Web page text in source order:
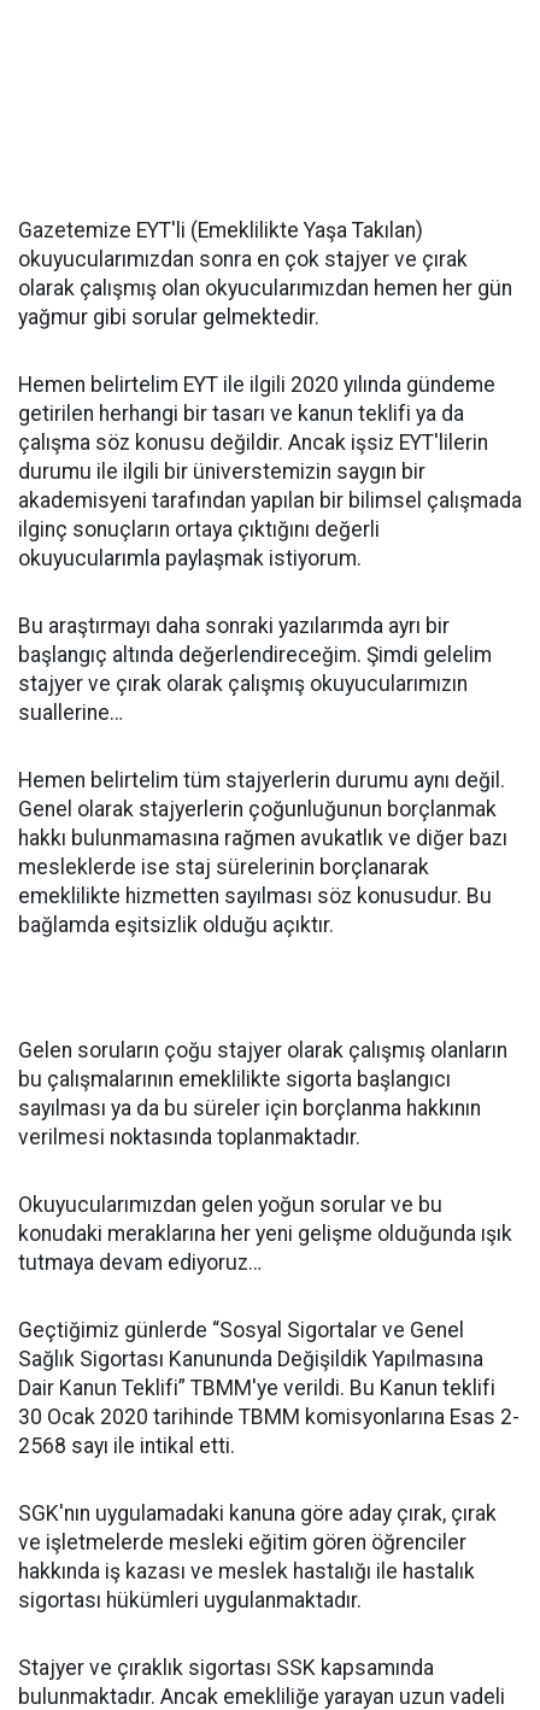
Gazetemize EYT'li (Emeklilikte Yaşa Takılan)
okuyucularımızdan sonra en çok stajyer ve çırak
olarak çalışmış olan okyucularımızdan hemen her gün
yağmur gibi sorular gelmektedir.
Hemen belirtelim EYT ile ilgili 2020 yılında gündeme
getirilen herhangi bir tasarı ve kanun teklifi ya da
çalışma söz konusu değildir. Ancak işsiz EYT'lilerin
durumu ile ilgili bir üniverstemizin saygın bir
akademisyeni tarafından yapılan bir bilimsel çalışmada
ilginç sonuçların ortaya çıktığını değerli
okuyucularımla paylaşmak istiyorum.
Bu araştırmayı daha sonraki yazılarımda ayrı bir
başlangıç altında değerlendireceğim. Şimdi gelelim
stajyer ve çırak olarak çalışmış okuyucularımızın
suallerine…
Hemen belirtelim tüm stajyerlerin durumu aynı değil.
Genel olarak stajyerlerin çoğunluğunun borçlanmak
hakkı bulunmamasına rağmen avukatlık ve diğer bazı
mesleklerde ise staj sürelerinin borçlanarak
emeklilikte hizmetten sayılması söz konusudur. Bu
bağlamda eşitsizlik olduğu açıktır.
Gelen soruların çoğu stajyer olarak çalışmış olanların
bu çalışmalarının emeklilikte sigorta başlangıcı
sayılması ya da bu süreler için borçlanma hakkının
verilmesi noktasında toplanmaktadır.
Okuyucularımızdan gelen yoğun sorular ve bu
konudaki meraklarına her yeni gelişme olduğunda ışık
tutmaya devam ediyoruz…
Geçtiğimiz günlerde “Sosyal Sigortalar ve Genel
Sağlık Sigortası Kanununda Değişildik Yapılmasına
Dair Kanun Teklifi” TBMM'ye verildi. Bu Kanun teklifi
30 Ocak 2020 tarihinde TBMM komisyonlarına Esas 2-
2568 sayı ile intikal etti.
SGK'nın uygulamadaki kanuna göre aday çırak, çırak
ve işletmelerde mesleki eğitim gören öğrenciler
hakkında iş kazası ve meslek hastalığı ile hastalık
sigortası hükümleri uygulanmaktadır.
Stajyer ve çıraklık sigortası SSK kapsamında
bulunmaktadır. Ancak emekliliğe yarayan uzun vadeli